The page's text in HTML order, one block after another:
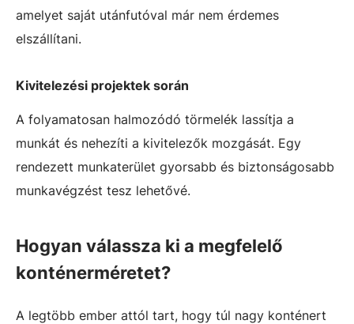
amelyet saját utánfutóval már nem érdemes
elszállítani.
Kivitelezési projektek során
A folyamatosan halmozódó törmelék lassítja a
munkát és nehezíti a kivitelezők mozgását. Egy
rendezett munkaterület gyorsabb és biztonságosabb
munkavégzést tesz lehetővé.
Hogyan válassza ki a megfelelő
konténerméretet?
A legtöbb ember attól tart, hogy túl nagy konténert